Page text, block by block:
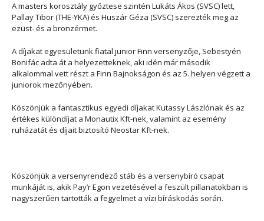
A masters korosztály győztese szintén Lukáts Ákos (SVSC) lett,
Pallay Tibor (THE-YKA) és Huszár Géza (SVSC) szerezték meg az
ezüst- és a bronzérmet.
A díjakat egyesületünk fiatal junior Finn versenyzője, Sebestyén
Bonifác adta át a helyezetteknek, aki idén már második
alkalommal vett részt a Finn Bajnokságon és az 5. helyen végzett a
juniorok mezőnyében.
Köszönjük a fantasztikus egyedi díjakat Kutassy Lászlónak és az
értékes különdíjat a Monautix Kft-nek, valamint az esemény
ruházatát és díjait biztosító Neostar Kft-nek.
Köszönjük a versenyrendező stáb és a versenybíró csapat
munkáját is, akik Pay’r Egon vezetésével a feszült pillanatokban is
nagyszerűen tartották a fegyelmet a vízi bíráskodás során.